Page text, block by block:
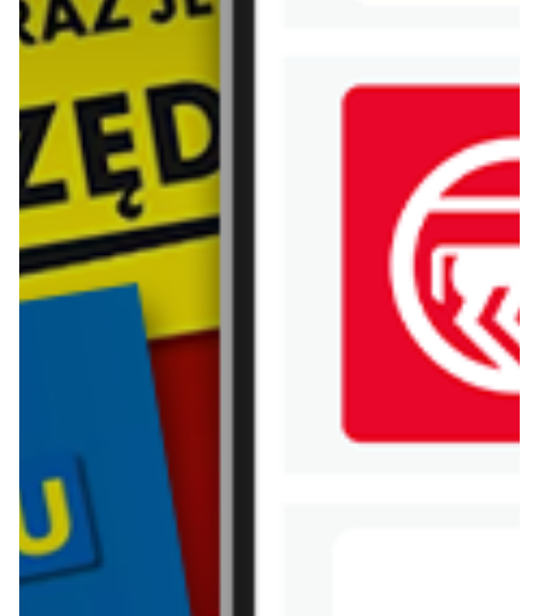
Greenpoint
aktualna
Greenpoint
Sukienki od 29,99 zł
WIĘCEJ GAZETEK